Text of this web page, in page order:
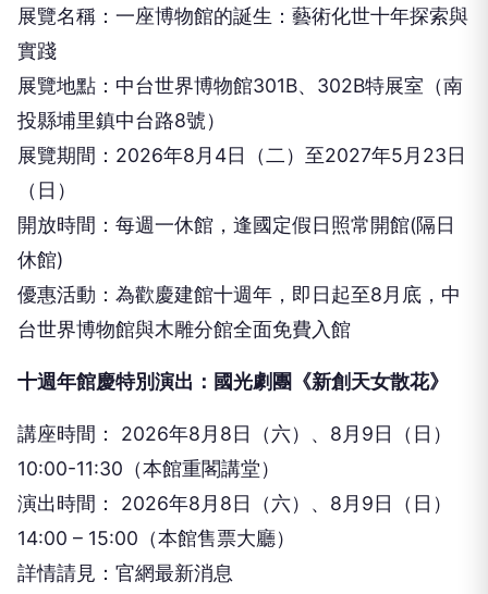
展覽名稱：⼀座博物館的誕⽣：藝術化世⼗年探索與
實踐
展覽地點：中台世界博物館301B、302B特展室（南
投縣埔⾥鎮中台路8號）
展覽期間：2026年8⽉4⽇（⼆）⾄2027年5⽉23⽇
（⽇）
開放時間：每週⼀休館，逢國定假⽇照常開館(隔⽇
休館)
優惠活動：為歡慶建館⼗週年，即⽇起⾄8⽉底，中
台世界博物館與⽊雕分館全⾯免費⼊館
⼗週年館慶特別演出：國光劇團《新創天⼥散花》
講座時間： 2026年8⽉8⽇（六）、8⽉9⽇（⽇）
10:00-11:30（本館重閣講堂）
演出時間： 2026年8⽉8⽇（六）、8⽉9⽇（⽇）
14:00 – 15:00（本館售票⼤廳）
詳情請⾒：官網最新消息